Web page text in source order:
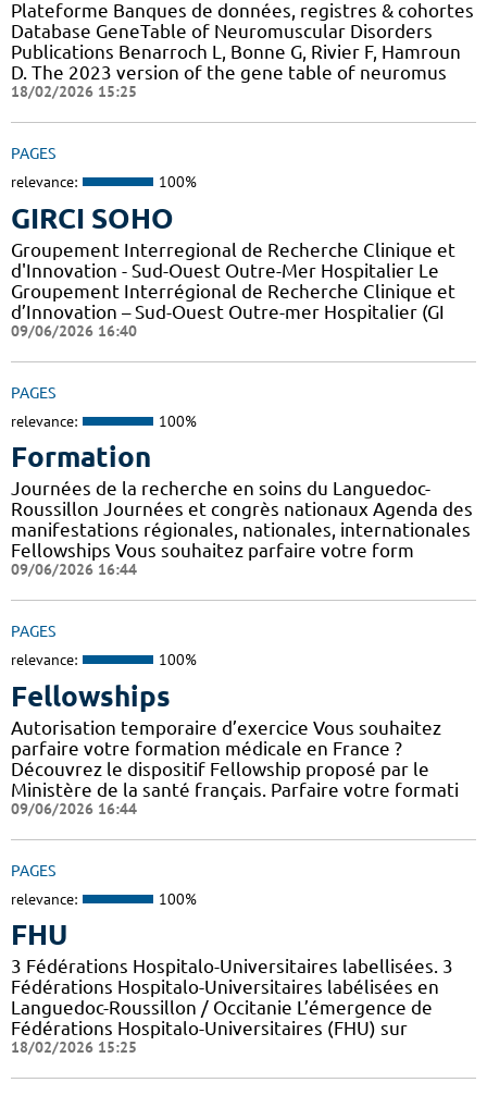
Plateforme Banques de données, registres & cohortes
Database GeneTable of Neuromuscular Disorders
Publications Benarroch L, Bonne G, Rivier F, Hamroun
D. The 2023 version of the gene table of neuromus
18/02/2026 15:25
PAGES
relevance: 100%
GIRCI SOHO
Groupement Interregional de Recherche Clinique et
d'Innovation - Sud-Ouest Outre-Mer Hospitalier Le
Groupement Interrégional de Recherche Clinique et
d’Innovation – Sud-Ouest Outre-mer Hospitalier (GI
09/06/2026 16:40
PAGES
relevance: 100%
Formation
Journées de la recherche en soins du Languedoc-
Roussillon Journées et congrès nationaux Agenda des
manifestations régionales, nationales, internationales
Fellowships Vous souhaitez parfaire votre form
09/06/2026 16:44
PAGES
relevance: 100%
Fellowships
Autorisation temporaire d’exercice Vous souhaitez
parfaire votre formation médicale en France ?
Découvrez le dispositif Fellowship proposé par le
Ministère de la santé français. Parfaire votre formati
09/06/2026 16:44
PAGES
relevance: 100%
FHU
3 Fédérations Hospitalo-Universitaires labellisées. 3
Fédérations Hospitalo-Universitaires labélisées en
Languedoc-Roussillon / Occitanie L’émergence de
Fédérations Hospitalo-Universitaires (FHU) sur
18/02/2026 15:25